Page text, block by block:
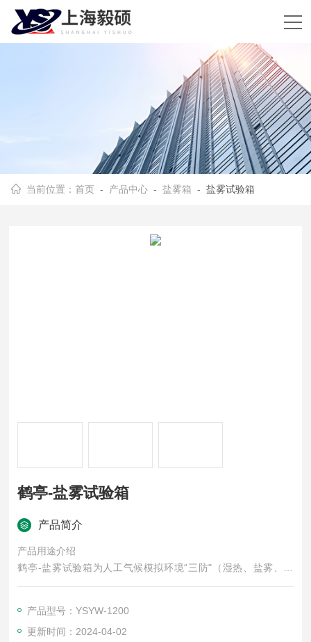
当前位置：首页 - 产品中心 -盐雾箱 - 盐雾试验箱
鹤亭-盐雾试验箱
产品简介
产品用途介绍
鹤亭-盐雾试验箱为人工气候模拟环境“三防"（湿热、盐雾、霉
菌）试验设备之一，是科学研究、机械制造、国防工业、轻工电
的一种重要试验设备。
产品型号：YSYW-1200
更新时间：2024-04-02